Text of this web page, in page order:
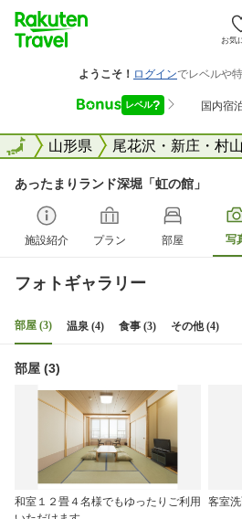
お気
全国山形県 尾花沢・新庄・村山
全国
あったまりランド深堀「虹の館」
施設紹介 プラン 部屋 写
フォトギャラリー
部屋 (3) 温泉 (4) 食事 (3) その他 (4)
部屋 (3)
和室１２畳４名様でもゆったりご利用
客室洗